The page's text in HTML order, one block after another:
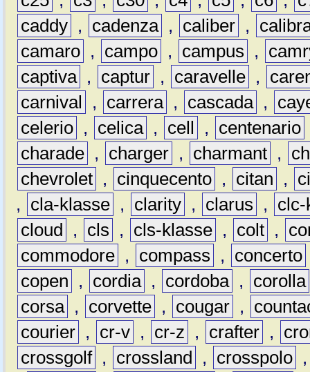
caddy , cadenza , caliber ,
camaro , campo , campus ,
captiva , captur , caravelle ,
carnival
, carrera , cascada ,
celerio , celica , cell , centenario
charade , charger , charmant ,
chevrolet , cinquecento , citan ,
,
cla-klasse , clarity , clarus ,
clc-
cloud
, cls , cls-klasse , colt ,
commodore , compass , concerto
copen
, cordia , cordoba ,
corolla
corsa , corvette , cougar ,
courier , cr-v , cr-z , crafter ,
crossgolf , crossland , crosspolo